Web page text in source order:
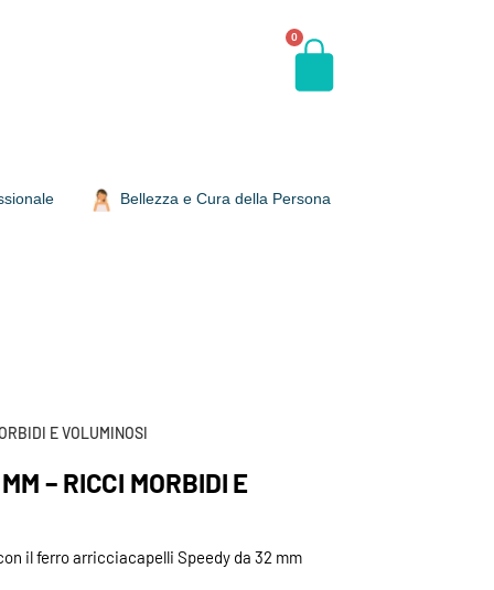
0
Bellezza e Cura della Persona
E VOLUMINOSI
– RICCI MORBIDI E
il ferro arricciacapelli Speedy da 32 mm